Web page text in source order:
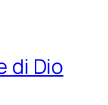
di Dio